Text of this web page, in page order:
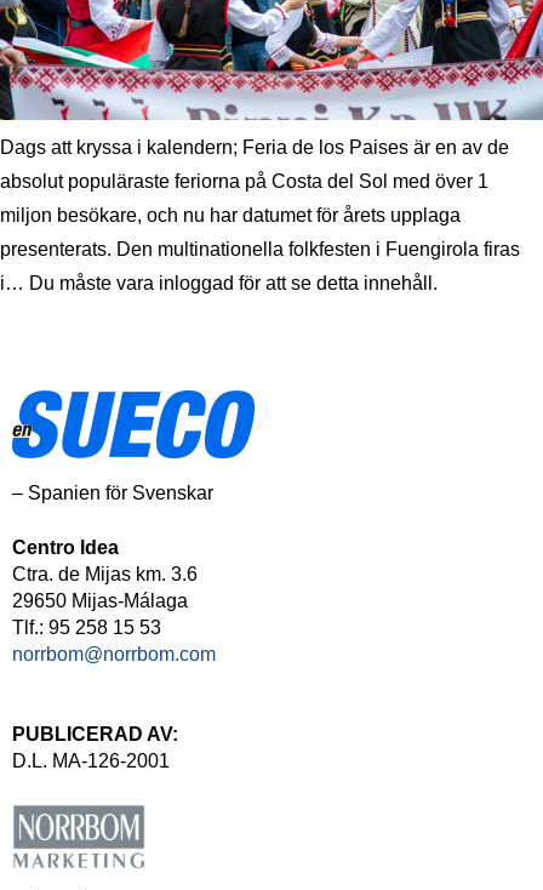
Dags att kryssa i kalendern; Feria de los Paises är en av de
absolut populäraste feriorna på Costa del Sol med över 1
miljon besökare, och nu har datumet för årets upplaga
presenterats. Den multinationella folkfesten i Fuengirola firas
i… Du måste vara inloggad för att se detta innehåll.
– Spanien för Svenskar
Centro Idea
Ctra. de Mijas km. 3.6
29650 Mijas-Málaga
Tlf.: 95 258 15 53
norrbom@norrbom.com
PUBLICERAD AV:
D.L. MA-126-2001